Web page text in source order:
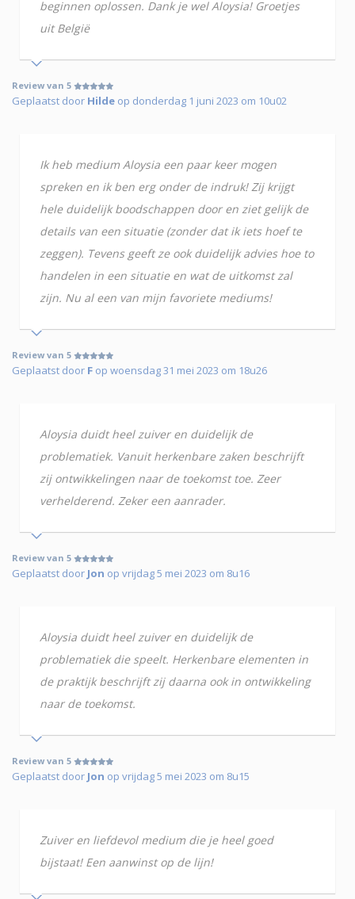
beginnen oplossen. Dank je wel Aloysia! Groetjes
uit België
Review van 5
Geplaatst door Hilde op donderdag 1 juni 2023 om 10u02
Ik heb medium Aloysia een paar keer mogen
spreken en ik ben erg onder de indruk! Zij krijgt
hele duidelijk boodschappen door en ziet gelijk de
details van een situatie (zonder dat ik iets hoef te
zeggen). Tevens geeft ze ook duidelijk advies hoe to
handelen in een situatie en wat de uitkomst zal
zijn. Nu al een van mijn favoriete mediums!
Review van 5
Geplaatst door F op woensdag 31 mei 2023 om 18u26
Aloysia duidt heel zuiver en duidelijk de
problematiek. Vanuit herkenbare zaken beschrijft
zij ontwikkelingen naar de toekomst toe. Zeer
verhelderend. Zeker een aanrader.
Review van 5
Geplaatst door Jon op vrijdag 5 mei 2023 om 8u16
Aloysia duidt heel zuiver en duidelijk de
problematiek die speelt. Herkenbare elementen in
de praktijk beschrijft zij daarna ook in ontwikkeling
naar de toekomst.
Review van 5
Geplaatst door Jon op vrijdag 5 mei 2023 om 8u15
Zuiver en liefdevol medium die je heel goed
bijstaat! Een aanwinst op de lijn!